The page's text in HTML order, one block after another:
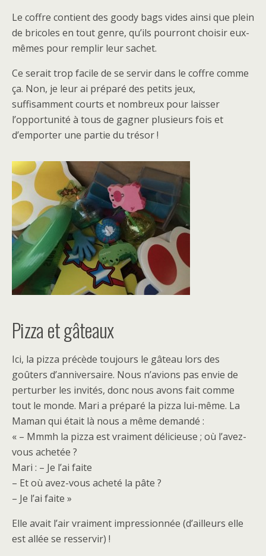
Le coffre contient des goody bags vides ainsi que plein
de bricoles en tout genre, qu’ils pourront choisir eux-
mêmes pour remplir leur sachet.
Ce serait trop facile de se servir dans le coffre comme
ça. Non, je leur ai préparé des petits jeux,
suffisamment courts et nombreux pour laisser
l’opportunité à tous de gagner plusieurs fois et
d’emporter une partie du trésor !
Pizza et gâteaux
Ici, la pizza précède toujours le gâteau lors des
goûters d’anniversaire. Nous n’avions pas envie de
perturber les invités, donc nous avons fait comme
tout le monde. Mari a préparé la pizza lui-même. La
Maman qui était là nous a même demandé :
« – Mmmh la pizza est vraiment délicieuse ; où l’avez-
vous achetée ?
Mari : – Je l’ai faite
– Et où avez-vous acheté la pâte ?
– Je l’ai faite »
Elle avait l’air vraiment impressionnée (d’ailleurs elle
est allée se resservir) !